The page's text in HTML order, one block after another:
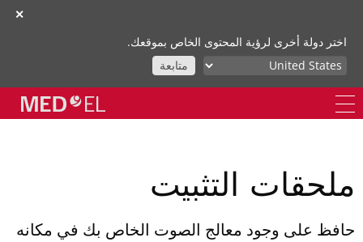
✕
اختر دولة أخرى لرؤية المحتوى الخاص بموقعك.
متابعة
ملحقات التثبيت
حافظ على وجود معالج الصوت الخاص بك في مكانه